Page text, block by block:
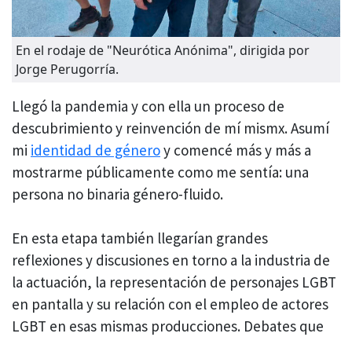
En el rodaje de "Neurótica Anónima", dirigida por
Jorge Perugorría.
Llegó la pandemia y con ella un proceso de
descubrimiento y reinvención de mí mismx. Asumí
mi identidad de géneroy comencé más y más a
mostrarme públicamente como me sentía: una
persona no binaria género-fluido.
En esta etapa también llegarían grandes
reflexiones y discusiones en torno a la industria de
la actuación, la representación de personajes LGBT
en pantalla y su relación con el empleo de actores
LGBT en esas mismas producciones. Debates que